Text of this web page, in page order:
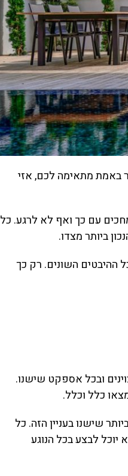
באמת מתאימה לכם, אזי
עם כך ואף לא לרגע. כל
ביותר מצדו.
ההיבטים השונים. רק כך
ובכל אספקט שישנו.
כלל וכלל.
שישנו בעניין הזה. כל
יוכל לבצע בכל הנוגע